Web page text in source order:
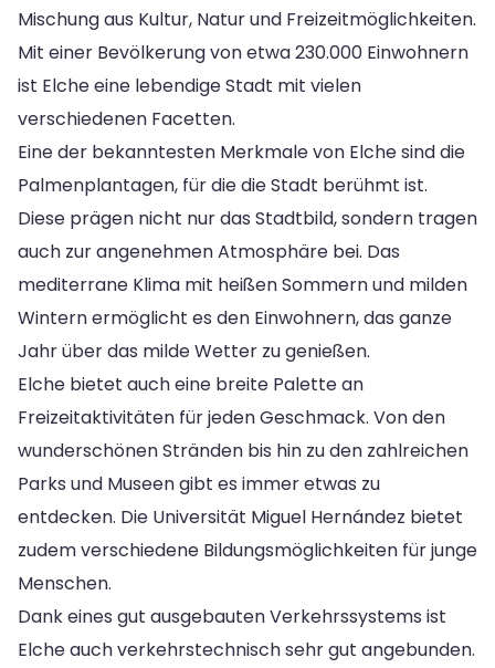
Mischung aus Kultur, Natur und Freizeitmöglichkeiten.
Mit einer Bevölkerung von etwa 230.000 Einwohnern
ist Elche eine lebendige Stadt mit vielen
verschiedenen Facetten.
Eine der bekanntesten Merkmale von Elche sind die
Palmenplantagen, für die die Stadt berühmt ist.
Diese prägen nicht nur das Stadtbild, sondern tragen
auch zur angenehmen Atmosphäre bei. Das
mediterrane Klima mit heißen Sommern und milden
Wintern ermöglicht es den Einwohnern, das ganze
Jahr über das milde Wetter zu genießen.
Elche bietet auch eine breite Palette an
Freizeitaktivitäten für jeden Geschmack. Von den
wunderschönen Stränden bis hin zu den zahlreichen
Parks und Museen gibt es immer etwas zu
entdecken. Die Universität Miguel Hernández bietet
zudem verschiedene Bildungsmöglichkeiten für junge
Menschen.
Dank eines gut ausgebauten Verkehrssystems ist
Elche auch verkehrstechnisch sehr gut angebunden.